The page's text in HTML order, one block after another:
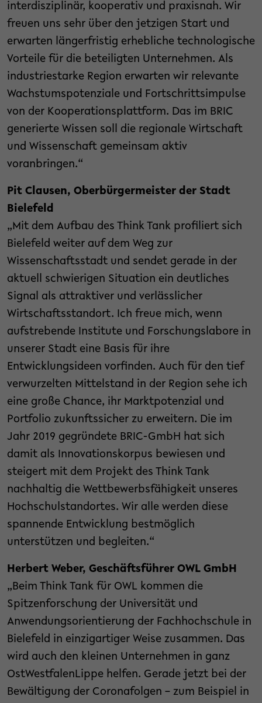
interdisziplinär, kooperativ und praxisnah. Wir
freuen uns sehr über den jetzigen Start und
erwarten längerfristig erhebliche technologische
Vorteile für die beteiligten Unternehmen. Als
industriestarke Region erwarten wir relevante
Wachstumspotenziale und Fortschrittsimpulse
von der Kooperationsplattform. Das im BRIC
generierte Wissen soll die regionale Wirtschaft
und Wissenschaft gemeinsam aktiv
voranbringen.“
Pit Clausen, Oberbürgermeister der Stadt
Bielefeld
„Mit dem Aufbau des Think Tank profiliert sich
Bielefeld weiter auf dem Weg zur
Wissenschaftsstadt und sendet gerade in der
aktuell schwierigen Situation ein deutliches
Signal als attraktiver und verlässlicher
Wirtschaftsstandort. Ich freue mich, wenn
aufstrebende Institute und Forschungslabore in
unserer Stadt eine Basis für ihre
Entwicklungsideen vorfinden. Auch für den tief
verwurzelten Mittelstand in der Region sehe ich
eine große Chance, ihr Marktpotenzial und
Portfolio zukunftssicher zu erweitern. Die im
Jahr 2019 gegründete BRIC-GmbH hat sich
damit als Innovationskorpus bewiesen und
steigert mit dem Projekt des Think Tank
nachhaltig die Wettbewerbsfähigkeit unseres
Hochschulstandortes. Wir alle werden diese
spannende Entwicklung bestmöglich
unterstützen und begleiten.“
Herbert Weber, Geschäftsführer OWL GmbH
„Beim Think Tank für OWL kommen die
Spitzenforschung der Universität und
Anwendungsorientierung der Fachhochschule in
Bielefeld in einzigartiger Weise zusammen. Das
wird auch den kleinen Unternehmen in ganz
OstWestfalenLippe helfen. Gerade jetzt bei der
Bewältigung der Coronafolgen – zum Beispiel in